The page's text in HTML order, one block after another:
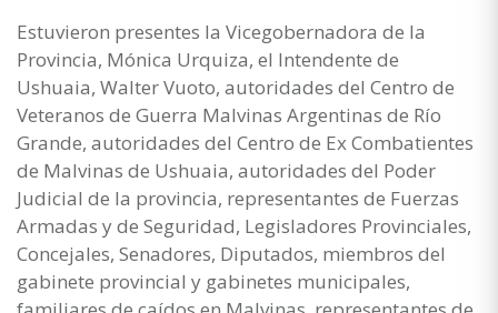
Estuvieron presentes la Vicegobernadora de la
Provincia, Mónica Urquiza, el Intendente de
Ushuaia, Walter Vuoto, autoridades del Centro de
Veteranos de Guerra Malvinas Argentinas de Río
Grande, autoridades del Centro de Ex Combatientes
de Malvinas de Ushuaia, autoridades del Poder
Judicial de la provincia, representantes de Fuerzas
Armadas y de Seguridad, Legisladores Provinciales,
Concejales, Senadores, Diputados, miembros del
gabinete provincial y gabinetes municipales,